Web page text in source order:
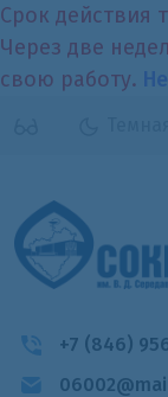
Срок действия
Через две
свою работу.
+7 (846)